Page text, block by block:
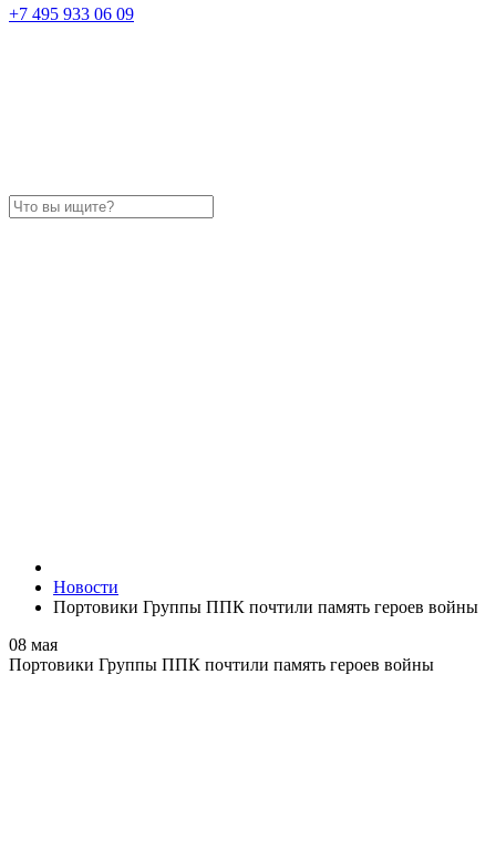
+7 495 933 06 09
Новости
Портовики Группы ППК почтили память героев войны
08 мая
Портовики Группы ППК почтили память героев войны